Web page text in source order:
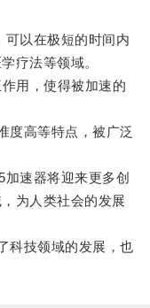
以在极短的时间内
疗法等领域。
用，使得被加速的
高等特点，被广泛
速器将迎来更多创
为人类社会的发展
技领域的发展，也